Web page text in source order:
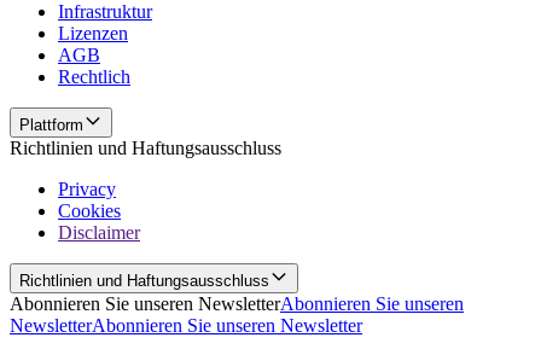
Infrastruktur
Lizenzen
AGB
Rechtlich
Plattform
Richtlinien und Haftungsausschluss
Privacy
Cookies
Disclaimer
Richtlinien und Haftungsausschluss
Abonnieren Sie unseren NewsletterAbonnieren Sie unseren
NewsletterAbonnieren Sie unseren Newsletter